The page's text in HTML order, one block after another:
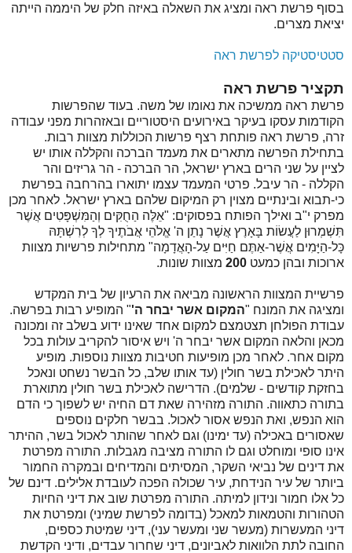
בסוף פרשת ראה ומציג את השאלה באיזה חלק של היממה הייתה
יציאת מצרים.
סטטיסטיקה לפרשת ראה
תקציר פרשת ראה
פרשת ראה ממשיכה את נאומו של משה. בעוד שהפרשות
הקודמות עסקו בעיקר באירועים היסטוריים ובאזהרות מפני עבודה
זרה, פרשת ראה פותחת רצף פרשות הכוללות מצוות רבות.
בתחילת הפרשה מתארים את מעמד הברכה והקללה אותו יש
לציין על שני הרים בארץ ישראל, הר הברכה - הר גריזים והר
הקללה - הר עיבל. פרטי המעמד עצמו יתוארו בהרחבה בפרשת
כי-תבוא ובינתיים מצוין רק המיקום שלהם בארץ ישראל. לאחר מכן
מפרק י"ב ואילך הפותח בפסוקים: "אֵלֶּה הַחֻקִּים וְהַמִּשְׁפָּטִים אֲשֶׁר
תִּשְׁמְרוּן לַעֲשׂוֹת בָּאָרֶץ אֲשֶׁר נָתַן ה' אֱלֹהֵי אֲבֹתֶיךָ לְךָ לְרִשְׁתָּהּ
כָּל-הַיָּמִים אֲשֶׁר-אַתֶּם חַיִּים עַל-הָאֲדָמָה" מתחילות פרשיות מצוות
ארוכות ובהן כמעט 200 מצוות שונות.
פרשיית המצוות הראשונה מביאה את הרעיון של בית המקדש
ומציגה את המונח "המקום אשר יבחר ה'" המופיע רבות בפרשה.
עבודת הפולחן תצטמצם למקום אחד שאינו ידוע בשלב זה ומכונה
מכאן והלאה המקום אשר יבחר ה' ויש איסור להקריב עולות בכל
מקום אחר. לאחר מכן מופיעות חטיבות מצוות נוספות. מופיע
היתר לאכילת בשר חולין (עד אותו שלב, כל הבשר נשחט ונאכל
בחזקת קודשים - שלמים). הדרישה לאכילת בשר חולין מתוארת
בתורה כתאווה. התורה מזהירה שאת דם החיה יש לשפוך כי הדם
הוא הנפש, ואת הנפש אסור לאכול. בבשר חלקים נוספים
שאסורים באכילה (עד ימינו) וגם לאחר שהותר לאכול בשר, ההיתר
אינו סופי ומוחלט וגם לו התורה מציבה מגבלות. התורה מפרטת
את דינים של נביאי השקר, המסיתים והמדיחים ובמקרה החמור
ביותר של עיר הנידחת, עיר שכולה הפכה לעובדת אלילים. דינם של
כל אלו חמור ונידון למיתה. התורה מפרטת שוב את דיני החיות
הטהורות והטמאות למאכל (בדומה לפרשת שמיני) ומפרטת את
דיני המעשרות (מעשר שני ומעשר עני), דיני שמיטת כספים,
החובה לתת הלוואות לאביונים, דיני שחרור עבדים, ודיני הקדשת